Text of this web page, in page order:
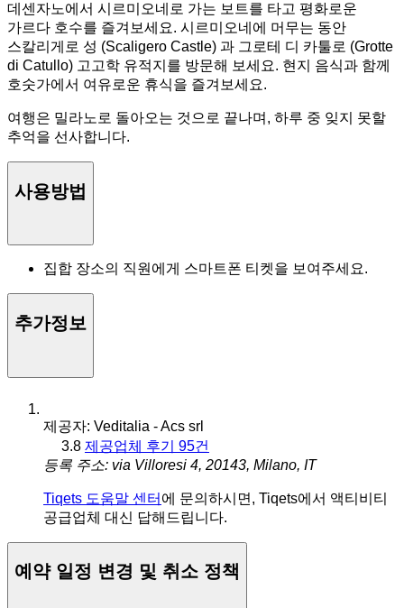
데센자노에서 시르미오네로 가는 보트를 타고 평화로운
가르다 호수를 즐겨보세요. 시르미오네에 머무는 동안
스칼리게로 성 (Scaligero Castle) 과 그로테 디 카툴로 (Grotte
di Catullo) 고고학 유적지를 방문해 보세요. 현지 음식과 함께
호숫가에서 여유로운 휴식을 즐겨보세요.
여행은 밀라노로 돌아오는 것으로 끝나며, 하루 중 잊지 못할
추억을 선사합니다.
사용방법
집합 장소의 직원에게 스마트폰 티켓을 보여주세요.
추가정보
제공자: Veditalia - Acs srl
3.8 제공업체 후기 95건
등록 주소: via Villoresi 4, 20143, Milano, IT
Tiqets 도움말 센터 에 문의하시면, Tiqets에서 액티비티
공급업체 대신 답해드립니다.
예약 일정 변경 및 취소 정책